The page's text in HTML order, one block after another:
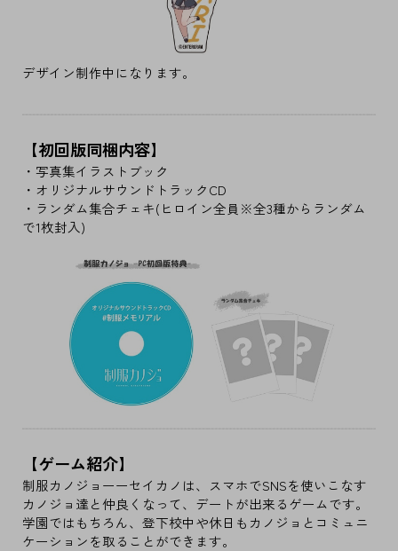
デザイン制作中になります。
【初回版同梱内容】
・写真集イラストブック
・オリジナルサウンドトラックCD
・ランダム集合チェキ(ヒロイン全員※全3種からランダム
で1枚封入)
【ゲーム紹介】
制服カノジョーーセイカノは、スマホでSNSを使いこなす
カノジョ達と仲良くなって、デートが出来るゲームです。
学園ではもちろん、登下校中や休日もカノジョとコミュニ
ケーションを取ることができます。